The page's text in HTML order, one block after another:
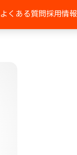
よくある質問採用情報